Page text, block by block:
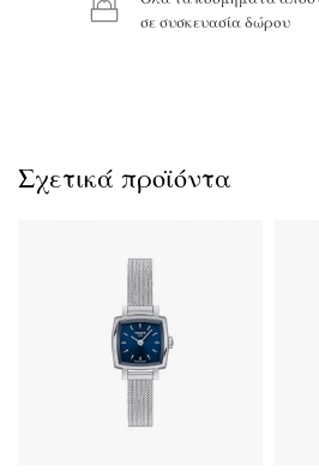
σε συσκευασία δώρου
Σχετικά προϊόντα